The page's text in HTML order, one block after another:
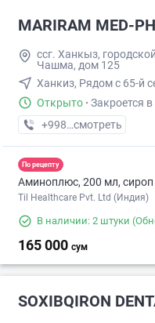
MARIRAM MED-
ссг. Ханкыз,
Чашма, дом 125
Ханкиз, Рядом с 65-й
Открыто · Закроется в
+998 (20) XXX-XX-XX
смотреть
По рецепту
Аминоплюс, 200 мл, сироп
Til Healthcare Pvt. Ltd (Индия)
В наличии: 2 штуки
165 000 сум
SOXIBQIRON